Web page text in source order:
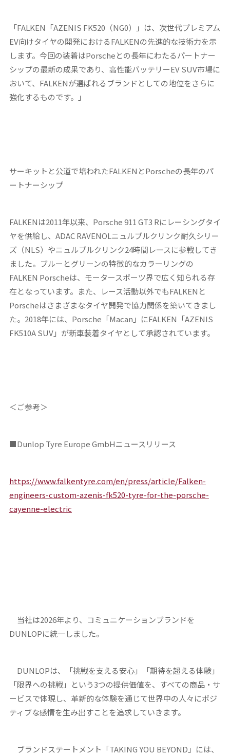
「FALKEN「AZENIS FK520（NG0）」は、次世代プレミアム
EV向けタイヤの開発におけるFALKENの先進的な技術力を示
します。今回の装着はPorscheとの長年にわたるパートナー
シップの最新の成果であり、高性能バッテリーEV SUV市場に
おいて、FALKENが選ばれるブランドとしての地位をさらに
強化するものです。」
サーキットと公道で培われたFALKEN とPorscheの長年のパ
ートナーシップ
FALKENは2011年以来、Porsche 911 GT3 Rにレーシングタイ
ヤを供給し、ADAC RAVENOLニュルブルクリンク耐久シリー
ズ（NLS）やニュルブルクリンク24時間レースに参戦してき
ました。ブルーとグリーンの特徴的なカラーリングの
FALKEN Porscheは、モータースポーツ界で広く知られる存
在となっています。また、レース活動以外でもFALKENと
Porscheはさまざまなタイヤ開発で協力関係を築いてきまし
た。2018年には、Porsche「Macan」にFALKEN「AZENIS
FK510A SUV」が新車装着タイヤとして承認されています。
＜ご参考＞
■Dunlop Tyre Europe GmbHニュースリリース
https://www.falkentyre.com/en/press/article/Falken-
engineers-custom-azenis-fk520-tyre-for-the-porsche-
cayenne-electric
当社は2026年より、コミュニケーションブランドを
DUNLOPに統一しました。
DUNLOPは、「挑戦を支える安心」「期待を超える体験」
「限界への挑戦」という3つの提供価値を、すべての商品・サ
ービスで体現し、革新的な体験を通じて世界中の人々にポジ
ティブな感情を生み出すことを追求していきます。
ブランドステートメント「TAKING YOU BEYOND」には、